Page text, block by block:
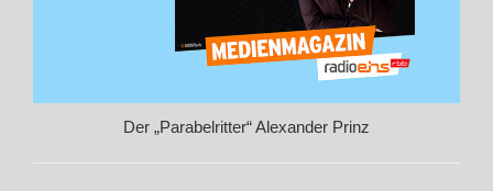
Der „Parabelritter“ Alexander Prinz